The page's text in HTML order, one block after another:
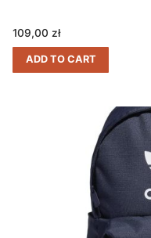
109,00 zł
ADD TO CART